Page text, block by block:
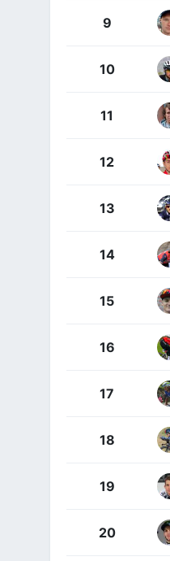
9
10
11
12
13
14
15
16
17
18
19
20